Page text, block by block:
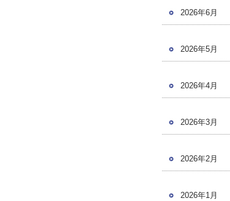
2026年6月
2026年5月
2026年4月
2026年3月
2026年2月
2026年1月